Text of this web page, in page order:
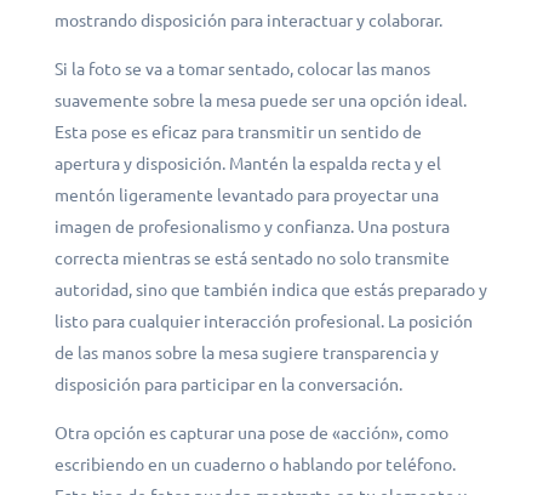
mostrando disposición para interactuar y colaborar.
Si la foto se va a tomar sentado, colocar las manos
suavemente sobre la mesa puede ser una opción ideal.
Esta pose es eficaz para transmitir un sentido de
apertura y disposición. Mantén la espalda recta y el
mentón ligeramente levantado para proyectar una
imagen de profesionalismo y confianza. Una postura
correcta mientras se está sentado no solo transmite
autoridad, sino que también indica que estás preparado y
listo para cualquier interacción profesional. La posición
de las manos sobre la mesa sugiere transparencia y
disposición para participar en la conversación.
Otra opción es capturar una pose de «acción», como
escribiendo en un cuaderno o hablando por teléfono.